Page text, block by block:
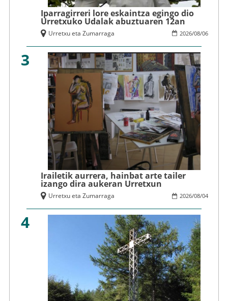
Iparragirreri lore eskaintza egingo dio
Urretxuko Udalak abuztuaren 12an
2026/08/06
Urretxu eta Zumarraga
3
Irailetik aurrera, hainbat arte tailer
izango dira aukeran Urretxun
2026/08/04
Urretxu eta Zumarraga
4